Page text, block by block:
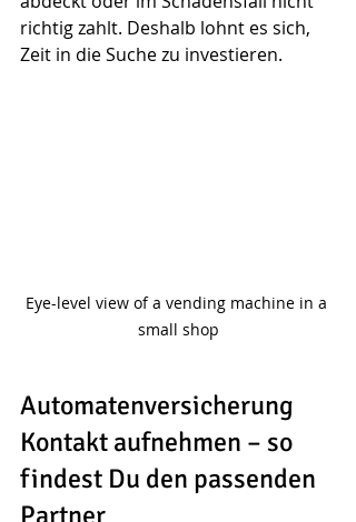
richtig zahlt. Deshalb lohnt es sich,
Zeit in die Suche zu investieren.
Eye-level view of a vending machine in a
small shop
Automatenversicherung
Kontakt aufnehmen – so
findest Du den passenden
Partner